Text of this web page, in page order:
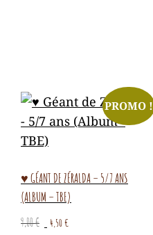
PROMO !
♥ GÉANT DE ZÉRALDA – 5/7 ANS
(ALBUM – TBE)
9,00€
Le
4,50€